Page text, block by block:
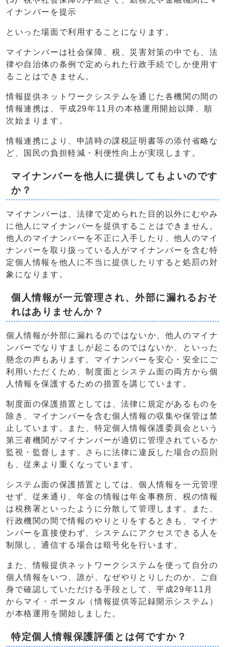
イナンバーを提示
といった場面で利用することになります。
マイナンバーは社会保障、税、災害対策の中でも、法
律や自治体の条例で定められた行政手続でしか使用す
ることはできません。
情報提供ネットワークシステムを通じた各機関の間の
情報連携は、平成29年11月の本格運用開始以降、順
次始まります。
情報連携により、申請時の課税証明書等の添付省略な
ど、国民の負担軽減・利便性向上が実現します。
マイナンバーを他人に提供してもよいのです
か？
マイナンバーは、法律で定められた目的以外にむやみ
に他人にマイナンバーを提供することはできません。
他人のマイナンバーを不正に入手したり、他人のマイ
ナンバーを取り扱っている人がマイナンバーを含む特
定個人情報を他人に不当に提供したりすると処罰の対
象になります。
個人情報が一元管理され、外部に漏れるおそ
れはありませんか？
個人情報が外部に漏れるのではないか、他人のマイナ
ンバーでなりすましが起こるのではないか、といった
懸念の声もあります。マイナンバーを安心・安全にご
利用いただくため、制度面とシステム面の両方から個
人情報を保護するための措置を講じています。
制度面の保護措置としては、法律に規定があるものを
除き、マイナンバーを含む個人情報の収集や保管は禁
止しています。また、特定個人情報保護委員会という
第三者機関がマイナンバーが適切に管理されているか
監視・監督します。さらに法律に違反した場合の罰則
も、従来より重くなっています。
システム面の保護措置としては、個人情報を一元管理
せず、従来通り、年金の情報は年金事務所、税の情報
は税務署といったように分散して管理します。また、
行政機関の間で情報のやりとりをするときも、マイナ
ンバーを直接使わず、システムにアクセスできる人を
制限し、通信する場合は暗号化を行います。
また、情報提供ネットワークシステムを使って自分の
個人情報をいつ、誰が、なぜやりとりしたのか、ご自
身で確認していただける手段として、平成29年11月
からマイ・ポータル（情報提供等記録開示システム）
が本格運用を開始しました。
特定個人情報保護評価とは何ですか？